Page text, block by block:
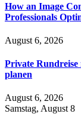
How an Image
Professionals
August 6, 2026
Private
planen
August 6, 2026
Samstag, August 8